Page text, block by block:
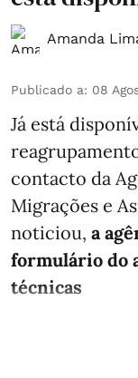
Amanda
Publicado a: 08
Já está
contacto da
Migrações e
noticiou, a
formulário do
técnicas